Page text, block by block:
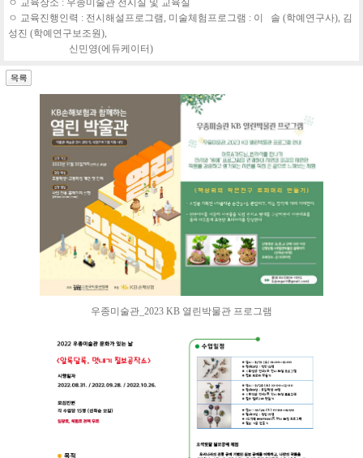
ㅇ 교육장소 : 우종미술관 전시실 및 교육실
ㅇ 교육진행인력 : 전시해설프로그램, 미술체험프로그램 : 이 솔 (학예연구사), 김
성진 (학예연구보조원),
신민영(에듀케이터)
우종미술관_2023 KB 열린박물관 프로그램